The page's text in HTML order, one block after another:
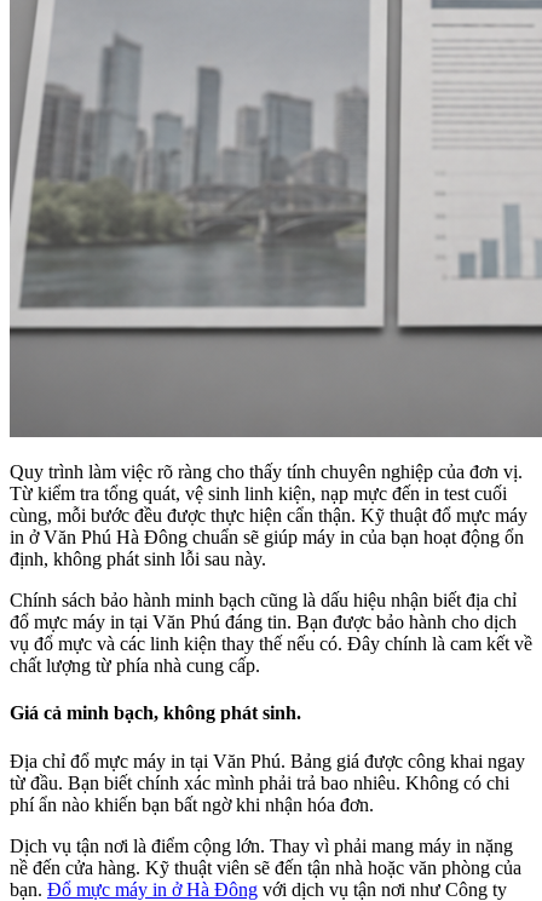
Quy trình làm việc rõ ràng cho thấy tính chuyên nghiệp của đơn vị.
Từ kiểm tra tổng quát, vệ sinh linh kiện, nạp mực đến in test cuối
cùng, mỗi bước đều được thực hiện cẩn thận. Kỹ thuật đổ mực máy
in ở Văn Phú Hà Đông chuẩn sẽ giúp máy in của bạn hoạt động ổn
định, không phát sinh lỗi sau này.
Chính sách bảo hành minh bạch cũng là dấu hiệu nhận biết địa chỉ
đổ mực máy in tại Văn Phú đáng tin. Bạn được bảo hành cho dịch
vụ đổ mực và các linh kiện thay thế nếu có. Đây chính là cam kết về
chất lượng từ phía nhà cung cấp.
Giá cả minh bạch, không phát sinh.
Địa chỉ đổ mực máy in tại Văn Phú. Bảng giá được công khai ngay
từ đầu. Bạn biết chính xác mình phải trả bao nhiêu. Không có chi
phí ẩn nào khiến bạn bất ngờ khi nhận hóa đơn.
Dịch vụ tận nơi là điểm cộng lớn. Thay vì phải mang máy in nặng
nề đến cửa hàng. Kỹ thuật viên sẽ đến tận nhà hoặc văn phòng của
bạn. Đổ mực máy in ở Hà Đông với dịch vụ tận nơi như Công ty